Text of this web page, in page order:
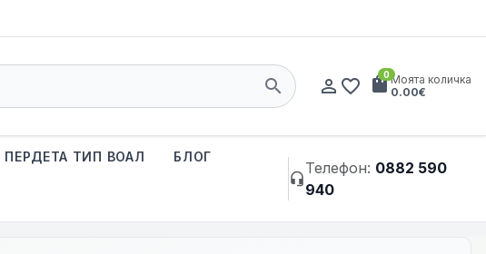
search person_outline favorite_border shopping_bag
0Моята количка
0.00€
ПЕРДЕТА ТИП ВОАЛ БЛОГ
headset_mic
Телефон: 0882 590
940